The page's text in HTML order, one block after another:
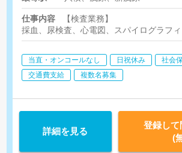
度を目安（
エコーなど
仕事内容
【検査業務】
採血、尿検査、心電図、スパイログラフ
当直・オンコールなし 日祝休み
社会
交通費支給
複数名募集
詳細を見る
登録して
(